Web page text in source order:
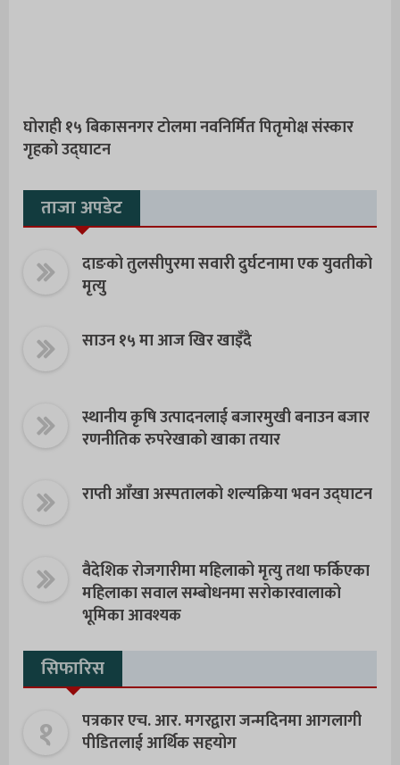
घोराही १५ बिकासनगर टोलमा नवनिर्मित पितृमोक्ष संस्कार
गृहको उद्घाटन
ताजा अपडेट
दाङको तुलसीपुरमा सवारी दुर्घटनामा एक युवतीको
मृत्यु
साउन १५ मा आज खिर खाइँदै
स्थानीय कृषि उत्पादनलाई बजारमुखी बनाउन बजार
रणनीतिक रुपरेखाको खाका तयार
राप्ती आँखा अस्पतालको शल्यक्रिया भवन उद्घाटन
वैदेशिक रोजगारीमा महिलाको मृत्यु तथा फर्किएका
महिलाका सवाल सम्बोधनमा सरोकारवालाको
भूमिका आवश्यक
सिफारिस
१
पत्रकार एच. आर. मगरद्वारा जन्मदिनमा आगलागी
पीडितलाई आर्थिक सहयोग